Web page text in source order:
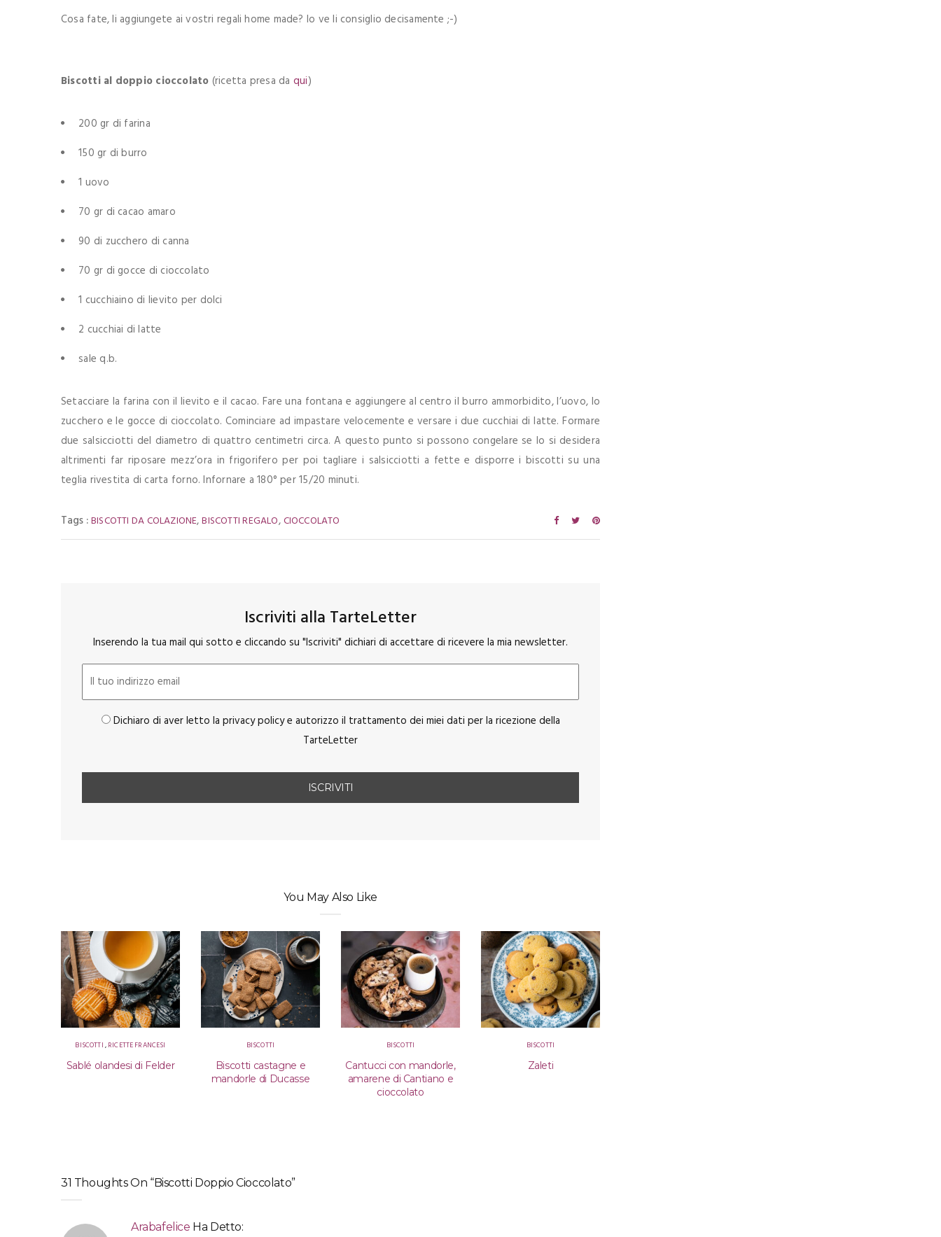
Cosa fate, li aggiungete ai vostri regali home made? Io ve li consiglio decisamente ;-)
Biscotti al doppio cioccolato (ricetta presa da qui)
200 gr di farina
150 gr di burro
1 uovo
70 gr di cacao amaro
90 di zucchero di canna
70 gr di gocce di cioccolato
1 cucchiaino di lievito per dolci
2 cucchiai di latte
sale q.b.
Setacciare la farina con il lievito e il cacao. Fare una fontana e aggiungere al centro il burro ammorbidito, l’uovo, lo
zucchero e le gocce di cioccolato. Cominciare ad impastare velocemente e versare i due cucchiai di latte. Formare
due salsicciotti del diametro di quattro centimetri circa. A questo punto si possono congelare se lo si desidera
altrimenti far riposare mezz’ora in frigorifero per poi tagliare i salsicciotti a fette e disporre i biscotti su una
teglia rivestita di carta forno. Infornare a 180° per 15/20 minuti.
Tags :BISCOTTI DA COLAZIONE,BISCOTTI REGALO,CIOCCOLATO
Iscriviti alla TarteLetter
Inserendo la tua mail qui sotto e cliccando su "Iscriviti" dichiari di accettare di ricevere la mia newsletter.
Dichiaro di aver letto la privacy policy e autorizzo il trattamento dei miei dati per la ricezione della
TarteLetter
You May Also Like
BISCOTTI,RICETTE FRANCESI
Sablé olandesi di Felder
BISCOTTI
Biscotti castagne e
mandorle di Ducasse
BISCOTTI
Cantucci con mandorle,
amarene di Cantiano e
cioccolato
BISCOTTI
Zaleti
31 Thoughts On “Biscotti Doppio Cioccolato”
Arabafelice Ha Detto: